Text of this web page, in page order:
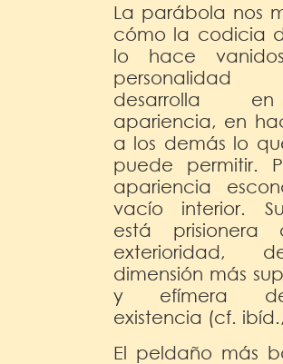
La parábola nos
cómo la codicia
lo hace
desarrolla
apariencia, en
a los demás lo
puede permitir.
apariencia
vacío interior.
está
exterioridad,
dimensión más
y efímera
existencia (cf. ibíd.,
El peldaño más